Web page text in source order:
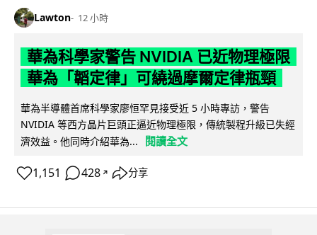
Lawton 12 小時
華為科學家警告 NVIDIA 已近物理極限
華為「韜定律」可繞過摩爾定律瓶頸
華為半導體首席科學家廖恒罕見接受近 5 小時專訪，警告
NVIDIA 等西方晶片巨頭正逼近物理極限，傳統製程升級已失經
濟效益。他同時介紹華為...
閱讀全文
1,151 428 ↗ 分享